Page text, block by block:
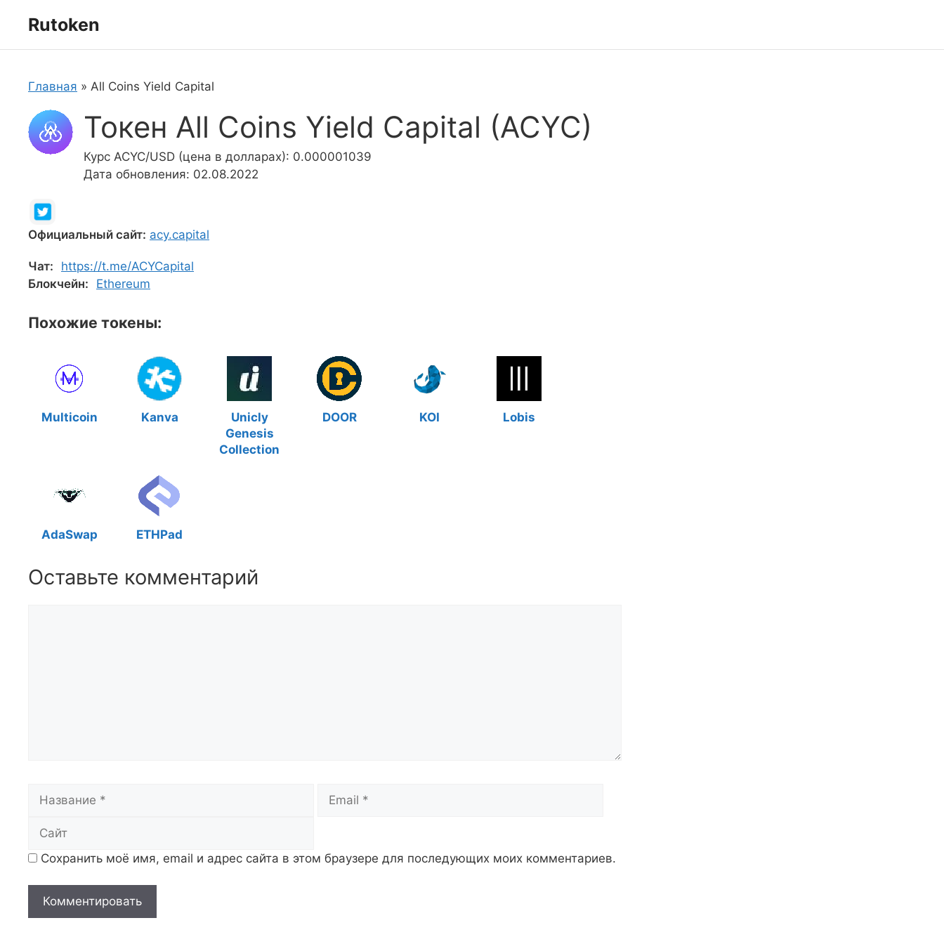
Rutoken
Главная » All Coins Yield Capital
Токен All Coins Yield Capital (ACYC)
Курс ACYC/USD (цена в долларах): 0.000001039
Дата обновления: 02.08.2022
Официальный сайт: acy.capital
Чат:
https://t.me/ACYCapital
Блокчейн:
Ethereum
Похожие токены:
Multicoin Kanva
Unicly
Genesis
Collection
DOOR KOI Lobis
AdaSwap ETHPad
Оставьте комментарий
Сохранить моё имя, email и адрес сайта в этом браузере для последующих моих комментариев.